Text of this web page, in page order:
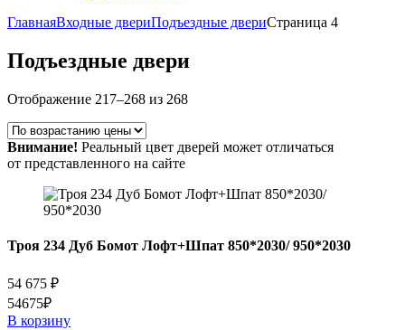
ГлавнаяВходные двериПодъездные двериСтраница 4
Подъездные двери
Отображение 217–268 из 268
Внимание! Реальный цвет дверей может отличаться
от представленного на сайте
Троя 234 Дуб Бомот Лофт+Шпат 850*2030/ 950*2030
54 675 ₽
54675₽
В корзину